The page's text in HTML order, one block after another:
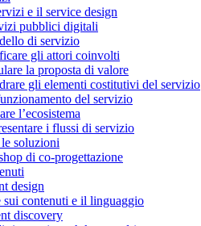
e il service design
pubblici digitali
di servizio
gli attori coinvolti
la proposta di valore
gli elementi costitutivi del servizio
del servizio
l’ecosistema
i flussi di servizio
soluzioni
di co-progettazione
design
sui contenuti e il linguaggio
discovery